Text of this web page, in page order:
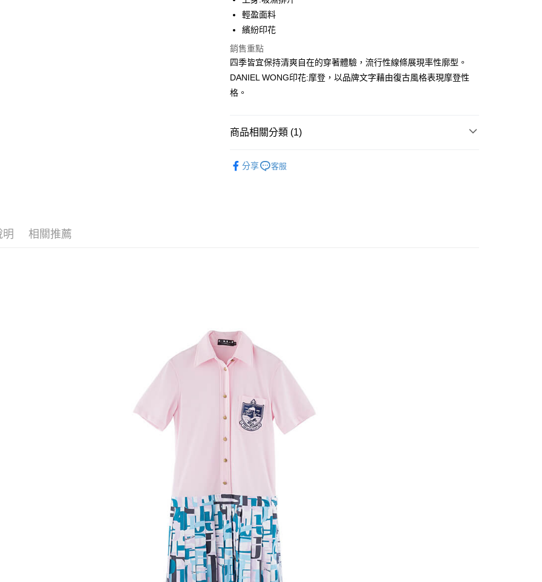
ATM付款
運送方式
宅配
每筆NT$80，滿NT$5,000(含以上)免運費
輕盈面料
繽紛印花
銷售重點
四季皆宜保持清爽自在的穿著體驗，流行性線條展現率性廓型。
DANIEL WONG印花:摩登，以品牌文字藉由復古風格表現摩登性
格。
商品相關分類 (1)
分享
客服
明 相關推薦